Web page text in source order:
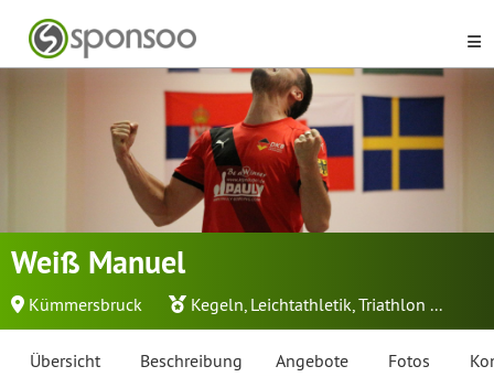
Weiß Manuel
Kümmersbruck Kegeln, Leichtathletik,Triathlon ...
Übersicht Beschreibung Angebote Fotos